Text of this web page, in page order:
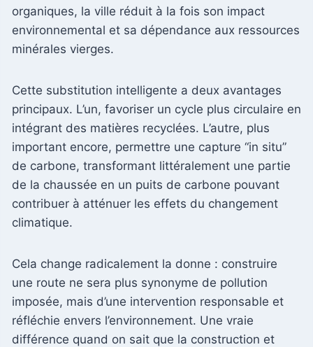
organiques, la ville réduit à la fois son impact
environnemental et sa dépendance aux ressources
minérales vierges.
Cette substitution intelligente a deux avantages
principaux. L’un, favoriser un cycle plus circulaire en
intégrant des matières recyclées. L’autre, plus
important encore, permettre une capture “in situ”
de carbone, transformant littéralement une partie
de la chaussée en un puits de carbone pouvant
contribuer à atténuer les effets du changement
climatique.
Cela change radicalement la donne : construire
une route ne sera plus synonyme de pollution
imposée, mais d’une intervention responsable et
réfléchie envers l’environnement. Une vraie
différence quand on sait que la construction et